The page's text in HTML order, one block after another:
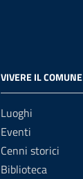
VIVERE IL COMUNE
Luoghi
Eventi
Cenni storici
Biblioteca